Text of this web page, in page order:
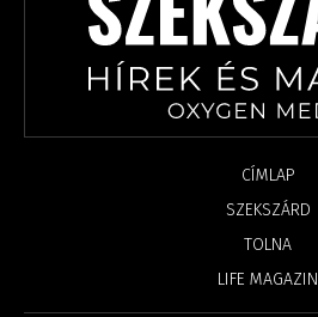
CÍMLAP
SZEKSZÁRD
TOLNA
LIFE MAGAZIN